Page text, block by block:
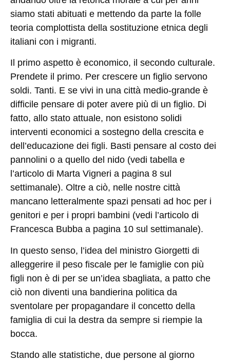
siamo stati abituati e mettendo da parte la folle
teoria complottista della sostituzione etnica degli
italiani con i migranti.
Il primo aspetto è economico, il secondo culturale.
Prendete il primo. Per crescere un figlio servono
soldi. Tanti. E se vivi in una città medio-grande è
difficile pensare di poter avere più di un figlio. Di
fatto, allo stato attuale, non esistono solidi
interventi economici a sostegno della crescita e
dell’educazione dei figli. Basti pensare al costo dei
pannolini o a quello del nido (vedi tabella e
l’articolo di Marta Vigneri a pagina 8 sul
settimanale). Oltre a ciò, nelle nostre città
mancano letteralmente spazi pensati ad hoc per i
genitori e per i propri bambini (vedi l’articolo di
Francesca Bubba a pagina 10 sul settimanale).
In questo senso, l’idea del ministro Giorgetti di
alleggerire il peso fiscale per le famiglie con più
figli non è di per se un’idea sbagliata, a patto che
ciò non diventi una bandierina politica da
sventolare per propagandare il concetto della
famiglia di cui la destra da sempre si riempie la
bocca.
Stando alle statistiche, due persone al giorno